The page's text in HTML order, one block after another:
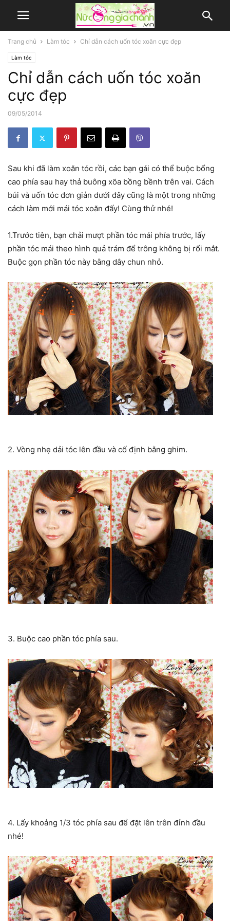
Trang chủ Làm tóc Chỉ dẫn cách uốn tóc xoăn cực đẹp
Làm tóc
Chỉ dẫn cách uốn tóc xoăn
cực đẹp
09/05/2014
Sau khi đã làm xoăn tóc rồi, các bạn gái có thể buộc bổng
cao phía sau hay thả buông xõa bồng bềnh trên vai. Cách
búi và uốn tóc đơn giản dưới đây cũng là một trong những
cách làm mới mái tóc xoăn đấy! Cùng thử nhé!
1.Trước tiên, bạn chải mượt phần tóc mái phía trước, lấy
phần tóc mái theo hình quả trám để trông không bị rối mắt.
Buộc gọn phần tóc này bằng dây chun nhỏ.
2. Vòng nhẹ dải tóc lên đầu và cố định bằng ghim.
3. Buộc cao phần tóc phía sau.
4. Lấy khoảng 1/3 tóc phía sau để đặt lên trên đỉnh đầu
nhé!